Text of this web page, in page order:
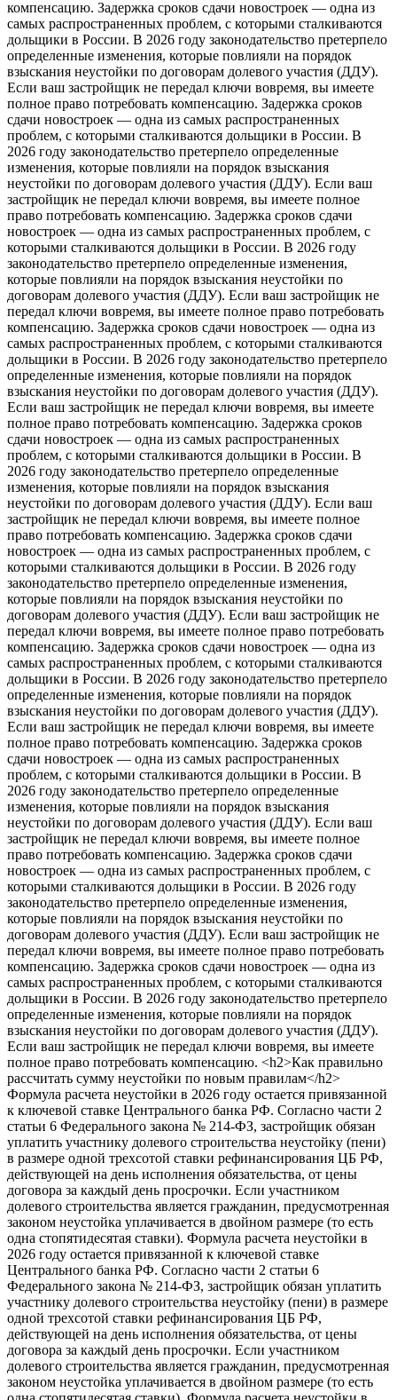
компенсацию. Задержка сроков сдачи новостроек — одна из
самых распространенных проблем, с которыми сталкиваются
дольщики в России. В 2026 году законодательство претерпело
определенные изменения, которые повлияли на порядок
взыскания неустойки по договорам долевого участия (ДДУ).
Если ваш застройщик не передал ключи вовремя, вы имеете
полное право потребовать компенсацию. Задержка сроков
сдачи новостроек — одна из самых распространенных
проблем, с которыми сталкиваются дольщики в России. В
2026 году законодательство претерпело определенные
изменения, которые повлияли на порядок взыскания
неустойки по договорам долевого участия (ДДУ). Если ваш
застройщик не передал ключи вовремя, вы имеете полное
право потребовать компенсацию. Задержка сроков сдачи
новостроек — одна из самых распространенных проблем, с
которыми сталкиваются дольщики в России. В 2026 году
законодательство претерпело определенные изменения,
которые повлияли на порядок взыскания неустойки по
договорам долевого участия (ДДУ). Если ваш застройщик не
передал ключи вовремя, вы имеете полное право потребовать
компенсацию. Задержка сроков сдачи новостроек — одна из
самых распространенных проблем, с которыми сталкиваются
дольщики в России. В 2026 году законодательство претерпело
определенные изменения, которые повлияли на порядок
взыскания неустойки по договорам долевого участия (ДДУ).
Если ваш застройщик не передал ключи вовремя, вы имеете
полное право потребовать компенсацию. Задержка сроков
сдачи новостроек — одна из самых распространенных
проблем, с которыми сталкиваются дольщики в России. В
2026 году законодательство претерпело определенные
изменения, которые повлияли на порядок взыскания
неустойки по договорам долевого участия (ДДУ). Если ваш
застройщик не передал ключи вовремя, вы имеете полное
право потребовать компенсацию. Задержка сроков сдачи
новостроек — одна из самых распространенных проблем, с
которыми сталкиваются дольщики в России. В 2026 году
законодательство претерпело определенные изменения,
которые повлияли на порядок взыскания неустойки по
договорам долевого участия (ДДУ). Если ваш застройщик не
передал ключи вовремя, вы имеете полное право потребовать
компенсацию. Задержка сроков сдачи новостроек — одна из
самых распространенных проблем, с которыми сталкиваются
дольщики в России. В 2026 году законодательство претерпело
определенные изменения, которые повлияли на порядок
взыскания неустойки по договорам долевого участия (ДДУ).
Если ваш застройщик не передал ключи вовремя, вы имеете
полное право потребовать компенсацию. Задержка сроков
сдачи новостроек — одна из самых распространенных
проблем, с которыми сталкиваются дольщики в России. В
2026 году законодательство претерпело определенные
изменения, которые повлияли на порядок взыскания
неустойки по договорам долевого участия (ДДУ). Если ваш
застройщик не передал ключи вовремя, вы имеете полное
право потребовать компенсацию. Задержка сроков сдачи
новостроек — одна из самых распространенных проблем, с
которыми сталкиваются дольщики в России. В 2026 году
законодательство претерпело определенные изменения,
которые повлияли на порядок взыскания неустойки по
договорам долевого участия (ДДУ). Если ваш застройщик не
передал ключи вовремя, вы имеете полное право потребовать
компенсацию. Задержка сроков сдачи новостроек — одна из
самых распространенных проблем, с которыми сталкиваются
дольщики в России. В 2026 году законодательство претерпело
определенные изменения, которые повлияли на порядок
взыскания неустойки по договорам долевого участия (ДДУ).
Если ваш застройщик не передал ключи вовремя, вы имеете
полное право потребовать компенсацию. <h2>Как правильно рассчитать сумму неустойки по новым правилам</h2> Формула расчета неустойки в 2026 году остается привязанной к ключевой ставке Центрального банка РФ. Согласно части 2 статьи 6 Федерального закона № 214-ФЗ, застройщик обязан уплатить участнику долевого строительства неустойку (пени) в размере одной трехсотой ставки рефинансирования ЦБ РФ, действующей на день исполнения обязательства, от цены договора за каждый день просрочки. Если участником долевого строительства является гражданин, предусмотренная законом неустойка уплачивается в двойном размере (то есть одна стопятидесятая ставки). Формула расчета неустойки в 2026 году остается привязанной к ключевой ставке Центрального банка РФ. Согласно части 2 статьи 6 Федерального закона № 214-ФЗ, застройщик обязан уплатить участнику долевого строительства неустойку (пени) в размере одной трехсотой ставки рефинансирования ЦБ РФ, действующей на день исполнения обязательства, от цены договора за каждый день просрочки. Если участником долевого строительства является гражданин, предусмотренная законом неустойка уплачивается в двойном размере (то есть одна стопятидесятая ставки). Формула расчета неустойки в 2026 году остается привязанной к ключевой ставке Центрального банка РФ. Согласно части 2 статьи 6 Федерального закона № 214-ФЗ, застройщик обязан уплатить участнику долевого строительства неустойку (пени) в размере одной трехсотой ставки рефинансирования ЦБ РФ, действующей на день исполнения обязательства, от цены договора за каждый день просрочки. Если участником долевого строительства является гражданин, предусмотренная законом неустойка уплачивается в двойном размере (то есть одна стопятидесятая ставки). Формула расчета неустойки в 2026 году остается привязанной к ключевой ставке Центрального банка РФ. Согласно части 2 статьи 6 Федерального закона № 214-ФЗ, застройщик обязан уплатить участнику долевого строительства неустойку (пени) в размере одной трехсотой ставки рефинансирования ЦБ РФ, действующей на день исполнения обязательства, от цены договора за каждый день просрочки. Если участником долевого строительства является гражданин, предусмотренная законом неустойка уплачивается в двойном размере (то есть одна стопятидесятая ставки). Формула расчета неустойки в 2026 году остается привязанной к ключевой ставке Центрального банка РФ. Согласно части 2 статьи 6 Федерального закона № 214-ФЗ, застройщик обязан уплатить участнику долевого строительства неустойку (пени) в размере одной трехсотой ставки рефинансирования ЦБ РФ, действующей на день исполнения обязательства, от цены договора за каждый день просрочки. Если участником долевого строительства является гражданин, предусмотренная законом неустойка уплачивается в двойном размере (то есть одна стопятидесятая ставки). Формула расчета неустойки в 2026 году остается привязанной к ключевой ставке Центрального банка РФ. Согласно части 2 статьи 6 Федерального закона № 214-ФЗ, застройщик обязан уплатить участнику долевого строительства неустойку (пени) в размере одной трехсотой ставки рефинансирования ЦБ РФ, действующей на день исполнения обязательства, от цены договора за каждый день просрочки. Если участником долевого строительства является гражданин, предусмотренная законом неустойка уплачивается в двойном размере (то есть одна стопятидесятая ставки). Формула расчета неустойки в 2026 году остается привязанной к ключевой ставке Центрального банка РФ. Согласно части 2 статьи 6 Федерального закона № 214-ФЗ, застройщик обязан уплатить участнику долевого строительства неустойку (пени) в размере одной трехсотой ставки рефинансирования ЦБ РФ, действующей на день исполнения обязательства, от цены договора за каждый день просрочки. Если участником долевого строительства является гражданин, предусмотренная законом неустойка уплачивается в двойном размере (то есть одна стопятидесятая ставки). Формула расчета неустойки в 2026 году остается привязанной к ключевой ставке Центрального банка РФ. Согласно части 2 статьи 6 Федерального закона № 214-ФЗ, застройщик обязан уплатить участнику долевого строительства неустойку (пени) в размере одной трехсотой ставки рефинансирования ЦБ РФ, действующей на день исполнения обязательства, от цены договора за каждый день просрочки. Если участником долевого строительства является гражданин, предусмотренная законом неустойка уплачивается в двойном размере (то есть одна стопятидесятая ставки). Формула расчета неустойки в 2026 году остается привязанной к ключевой ставке Центрального банка РФ. Согласно части 2 статьи 6 Федерального закона № 214-ФЗ, застройщик обязан уплатить участнику долевого строительства неустойку (пени) в размере одной трехсотой ставки рефинансирования ЦБ РФ, действующей на день исполнения обязательства, от цены договора за каждый день просрочки. Если участником долевого строительства является гражданин, предусмотренная законом неустойка уплачивается в двойном размере (то есть одна стопятидесятая ставки). Формула расчета неустойки в 2026 году остается привязанной к ключевой ставке Центрального банка РФ. Согласно части 2 статьи 6 Федерального закона № 214-ФЗ, застройщик обязан уплатить участнику долевого строительства неустойку (пени) в размере одной трехсотой ставки рефинансирования ЦБ РФ, действующей на день исполнения обязательства, от цены договора за каждый день просрочки. Если участником долевого строительства является гражданин, предусмотренная законом неустойка уплачивается в двойном размере (то есть одна стопятидесятая ставки). Формула расчета неустойки в 2026 году остается привязанной к ключевой ставке Центрального банка РФ. Согласно части 2 статьи 6 Федерального закона № 214-ФЗ, застройщик обязан уплатить участнику долевого строительства неустойку (пени) в размере одной трехсотой ставки рефинансирования ЦБ РФ, действующей на день исполнения обязательства, от цены договора за каждый день просрочки. Если участником долевого строительства является гражданин, предусмотренная законом неустойка уплачивается в двойном размере (то есть одна стопятидесятая ставки). Формула расчета неустойки в 2026 году остается привязанной к ключевой ставке Центрального банка РФ. Согласно части 2 статьи 6 Федерального закона № 214-ФЗ, застройщик обязан уплатить участнику долевого строительства неустойку (пени) в размере одной трехсотой ставки рефинансирования ЦБ РФ, действующей на день исполнения обязательства, от цены договора за каждый день просрочки. Если участником долевого строительства является гражданин, предусмотренная законом неустойка уплачивается в двойном размере (то есть одна стопятидесятая ставки). Формула расчета неустойки в 2026 году остается привязанной к ключевой ставке Центрального банка РФ. Согласно части 2 статьи 6 Федерального закона № 214-ФЗ, застройщик обязан уплатить участнику долевого строительства неустойку (пени) в размере одной трехсотой ставки рефинансирования ЦБ РФ, действующей на день исполнения обязательства, от цены договора за каждый день просрочки. Если участником долевого строительства является гражданин, предусмотренная законом неустойка уплачивается в двойном размере (то есть одна стопятидесятая ставки). Формула расчета неустойки в 2026 году остается привязанной к ключевой ставке Центрального банка РФ. Согласно части 2 статьи 6 Федерального закона № 214-ФЗ, застройщик обязан уплатить участнику долевого строительства неустойку (пени) в размере одной трехсотой ставки рефинансирования ЦБ РФ, действующей на день исполнения обязательства, от цены договора за каждый день просрочки. Если участником долевого строительства является гражданин, предусмотренная законом неустойка уплачивается в двойном размере (то есть одна стопятидесятая ставки). Формула расчета неустойки в 2026 году остается привязанной к ключевой ставке Центрального банка РФ. Согласно части 2 статьи 6 Федерального закона № 214-ФЗ, застройщик обязан уплатить участнику долевого строительства неустойку (пени) в размере одной трехсотой ставки рефинансирования ЦБ РФ, действующей на день исполнения обязательства, от цены договора за каждый день просрочки. Если участником долевого строительства является гражданин, предусмотренная законом неустойка уплачивается в двойном размере (то есть одна стопятидесятая ставки). Формула расчета неустойки в 2026 году остается привязанной к ключевой ставке Центрального банка РФ. Согласно части 2 статьи 6 Федерального закона № 214-ФЗ, застройщик обязан уплатить участнику долевого строительства неустойку (пени) в размере одной трехсотой ставки рефинансирования ЦБ РФ, действующей на день исполнения обязательства, от цены договора за каждый день просрочки. Если участником долевого строительства является гражданин, предусмотренная законом неустойка уплачивается в двойном размере (то есть одна стопятидесятая ставки). Формула расчета неустойки в 2026 году остается привязанной к ключевой ставке Центрального банка РФ. Согласно части 2 статьи 6 Федерального закона № 214-ФЗ, застройщик обязан уплатить участнику долевого строительства неустойку (пени) в размере одной трехсотой ставки рефинансирования ЦБ РФ, действующей на день исполнения обязательства, от цены договора за каждый день просрочки. Если участником долевого строительства является гражданин, предусмотренная законом неустойка уплачивается в двойном размере (то есть одна стопятидесятая ставки). Формула расчета неустойки в 2026 году остается привязанной к ключевой ставке Центрального банка РФ. Согласно части 2 статьи 6 Федерального закона № 214-ФЗ, застройщик обязан уплатить участнику долевого строительства неустойку (пени) в размере одной трехсотой ставки рефинансирования ЦБ РФ, действующей на день исполнения обязательства, от цены договора за каждый день просрочки. Если участником долевого строительства является гражданин, предусмотренная законом неустойка уплачивается в двойном размере (то есть одна стопятидесятая ставки). Формула расчета неустойки в 2026 году остается привязанной к ключевой ставке Центрального банка РФ. Согласно части 2 статьи 6 Федерального закона № 214-ФЗ, застройщик обязан уплатить участнику д